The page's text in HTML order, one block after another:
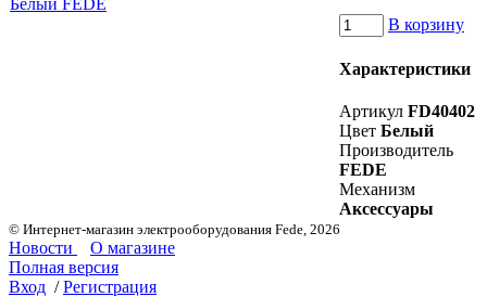
В корзину
Характеристики
Артикул FD40402
Цвет Белый
Производитель
FEDE
Механизм
Аксессуары
© Интернет-магазин электрооборудования Fede, 2026
Новости
О магазине
Полная версия
Вход / Регистрация